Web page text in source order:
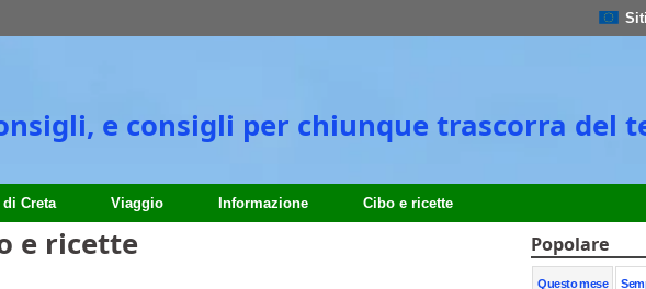
e consigli per chiunque trascorra del
di Creta Viaggio Informazione Cibo e ricette
e ricette Popolare
Questo mese